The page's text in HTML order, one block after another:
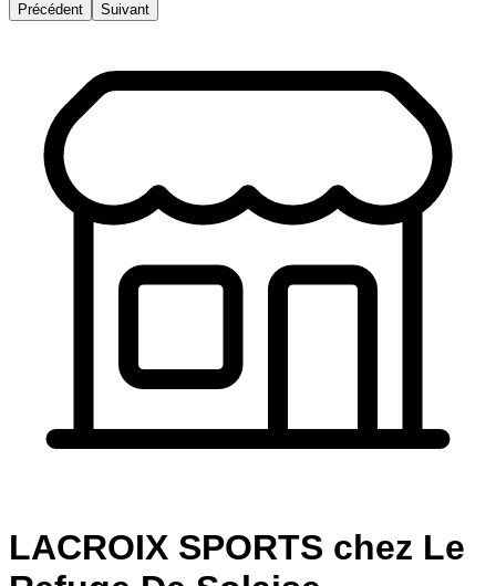
Précédent Suivant
LACROIX SPORTS chez Le